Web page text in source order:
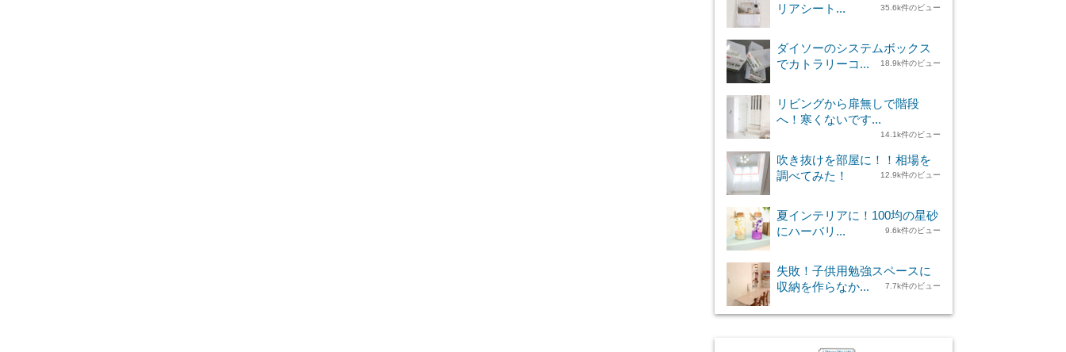
リアシート...
35.6k件のビュー
ダイソーのシステムボックス
でカトラリーコ...
18.9k件のビュー
リビングから扉無しで階段
へ！寒くないです...
14.1k件のビュー
吹き抜けを部屋に！！相場を
調べてみた！
12.9k件のビュー
夏インテリアに！100均の星砂
にハーバリ...
9.6k件のビュー
失敗！子供用勉強スペースに
収納を作らなか...
7.7k件のビュー